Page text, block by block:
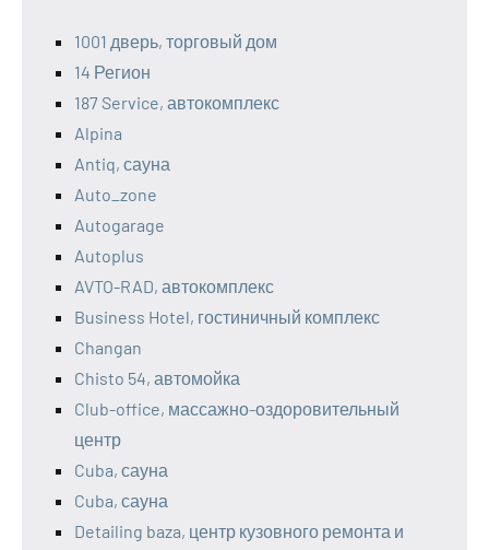
1001 дверь, торговый дом
14 Регион
187 Service, автокомплекс
Alpina
Antiq, сауна
Auto_zone
Autogarage
Autoplus
AVTO-RAD, автокомплекс
Business Hotel, гостиничный комплекс
Changan
Chisto 54, автомойка
Club-office, массажно-оздоровительный
центр
Cuba, сауна
Cuba, сауна
Detailing baza, центр кузовного ремонта и